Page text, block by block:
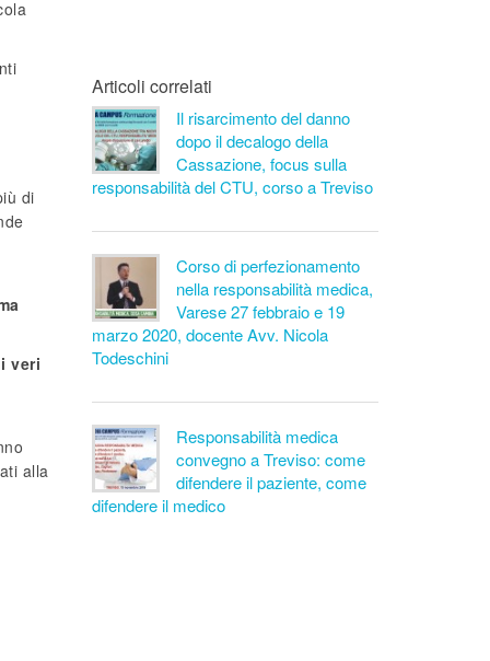
di
veri
alla
Articoli correlati
Il risarcimento del danno
dopo il decalogo della
Cassazione, focus sulla
responsabilità del CTU, corso a Treviso
Corso di perfezionamento
nella responsabilità medica,
Varese 27 febbraio e 19
marzo 2020, docente Avv. Nicola
Todeschini
Responsabilità medica
convegno a Treviso: come
difendere il paziente, come
difendere il medico